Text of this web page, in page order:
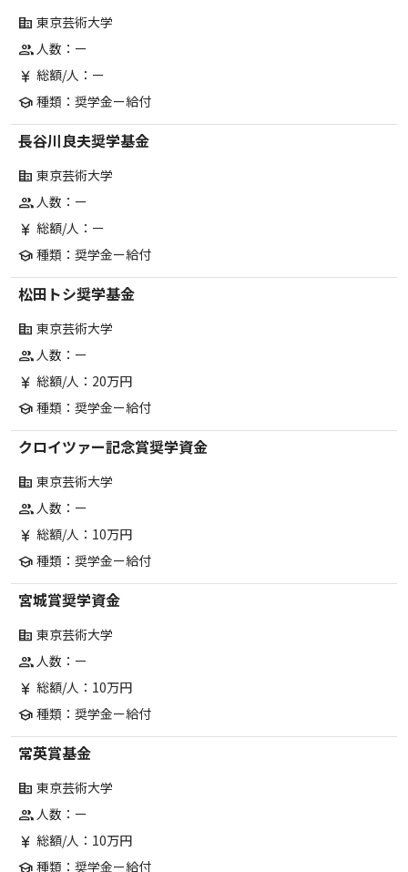
corporate_fare 東京芸術大学
group人数：ー
currency_yen 総額/人：ー
school 種類：奨学金ー給付
長谷川良夫奨学基金
corporate_fare 東京芸術大学
group人数：ー
currency_yen 総額/人：ー
school 種類：奨学金ー給付
松田トシ奨学基金
corporate_fare 東京芸術大学
group人数：ー
currency_yen 総額/人：20万円
school 種類：奨学金ー給付
クロイツァー記念賞奨学資金
corporate_fare 東京芸術大学
group人数：ー
currency_yen 総額/人：10万円
school 種類：奨学金ー給付
宮城賞奨学資金
corporate_fare 東京芸術大学
group人数：ー
currency_yen 総額/人：10万円
school 種類：奨学金ー給付
常英賞基金
corporate_fare 東京芸術大学
group人数：ー
currency_yen 総額/人：10万円
種類：奨学金ー給付